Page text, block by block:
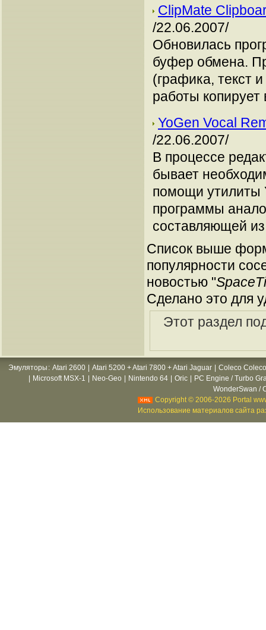
ClipMate
/22.06.2007/
Обновилась
буфер обмена.
(графика, текст
работы
YoGen Vocal
/22.06.2007/
В процессе
бывает
помощи утилиты
программы
составляющей
Список выше
популярности
новостью "
Сделано это для
Этот раздел
Эмуляторы : Atari 2600 Atari 5200 + Atari 7800 + Atari Jaguar
Coleco
Microsoft MSX-1 Neo-Geo Nintendo 64 Oric
PC Engine / Turbo
WonderSwan /
Copyright © 2006-2026 Portal
Использование материалов сайта